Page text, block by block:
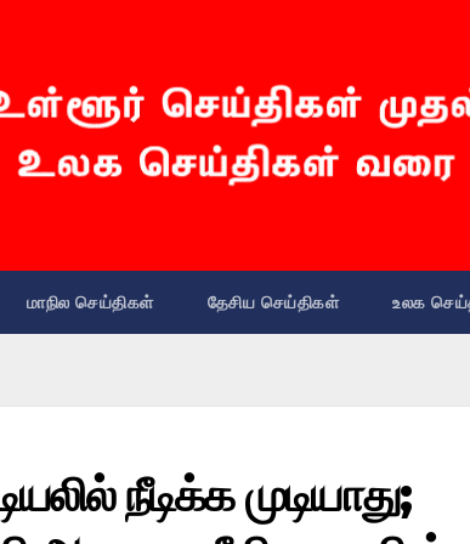
மாநில செய்திகள் தேசிய செய்திகள் உலக
நீடிக்க முடியாது;